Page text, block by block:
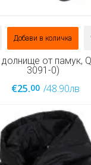
Добави в количка
от памук,
3091-0)
€25.00 /48.90лв